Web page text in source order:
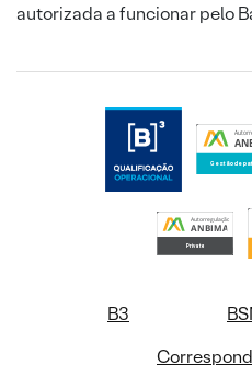
autorizada a funcionar pelo
B3